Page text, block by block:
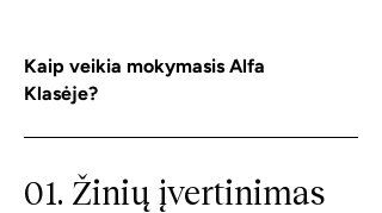
Kaip veikia mokymasis Alfa
Klasėje?
01. Žinių įvertinimas